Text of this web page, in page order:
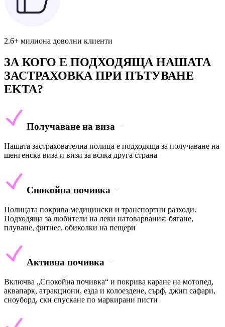
2.6+ милиона доволни клиенти
ЗА КОГО Е ПОДХОДЯЩА НАШАТА
ЗАСТРАХОВКА ПРИ ПЪТУВАНЕ
EKTA?
Получаване на виза
Нашата застрахователна полица е подходяща за получаване на
шенгенска виза и визи за всяка друга страна
Спокойна почивка
Полицата покрива медицински и транспортни разходи.
Подходяща за любители на леки натоварвания: бягане,
плуване, фитнес, обиколки на пещери
Активна почивка
Включва „Спокойна почивка“ и покрива каране на мотопед,
аквапарк, атракциони, езда и колоездене, сърф, джип сафари,
сноуборд, ски спускане по маркирани писти